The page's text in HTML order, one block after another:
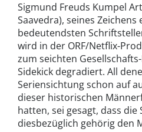
Sigmund Freuds Kumpel
Saavedra), seines Zeichens
bedeutendsten
wird in der ORF/Netflix-
zum seichten
Sidekick degradiert. All
Seriensichtung schon auf
dieser historischen
hatten, sei gesagt, dass die
diesbezüglich gehörig den